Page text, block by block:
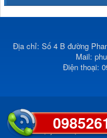
Địa chỉ: Số 4 B đường
Mail:
Điện thoại:
© Bản quyền thuộc về